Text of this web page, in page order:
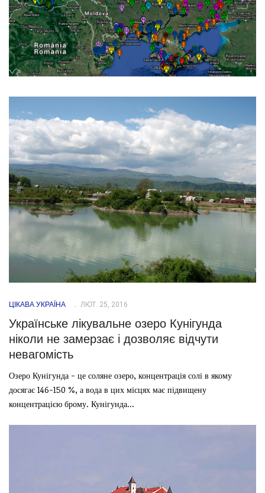
ЦІКАВА УКРАЇНА ЛЮТ. 25, 2016
Українське лікувальне озеро Кунігунда
ніколи не замерзає і дозволяє відчути
невагомість
Озеро Кунігунда - це соляне озеро, концентрація солі в якому
досягає 146-150 %, а вода в цих місцях має підвищену
концентрацією брому. Кунігунда...